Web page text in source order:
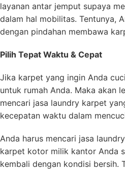
layanan antar jemput supaya
dalam hal mobilitas. Tentunya,
dengan pindahan membawa
Pilih Tepat Waktu & Cepat
Jika karpet yang ingin Anda
untuk rumah Anda. Maka akan
mencari jasa laundry karpet
kecepatan waktu dalam
Anda harus mencari jasa
karpet kotor milik kantor Anda
kembali dengan kondisi bersih.